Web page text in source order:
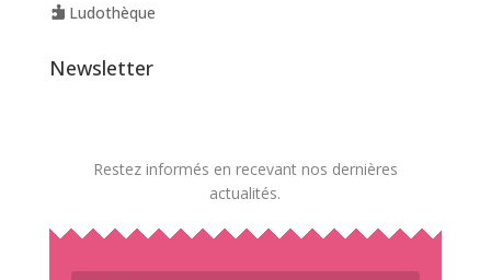
Ludothèque
Newsletter
Restez informés en recevant nos dernières
actualités.